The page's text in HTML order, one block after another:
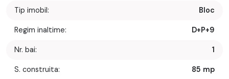
Tip imobil: Bloc
Regim inaltime: D+P+9
Nr. bai: 1
S. construita: 85 mp